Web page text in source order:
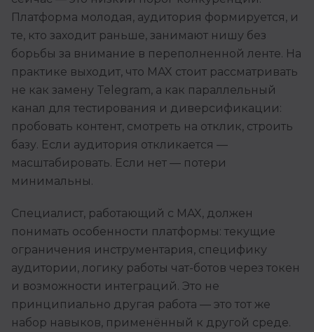
Платформа молодая, аудитория формируется, и
те, кто заходит раньше, занимают нишу без
борьбы за внимание в переполненной ленте. На
практике выходит, что MAX стоит рассматривать
не как замену Telegram, а как параллельный
канал для тестирования и диверсификации:
пробовать контент, смотреть на отклик, строить
базу. Если аудитория откликается —
масштабировать. Если нет — потери
минимальны.
Специалист, работающий с MAX, должен
понимать особенности платформы: текущие
ограничения инструментария, специфику
аудитории, логику работы чат-ботов через токен
и возможности интеграций. Это не
принципиально другая работа — это тот же
набор навыков, применённый к другой среде.